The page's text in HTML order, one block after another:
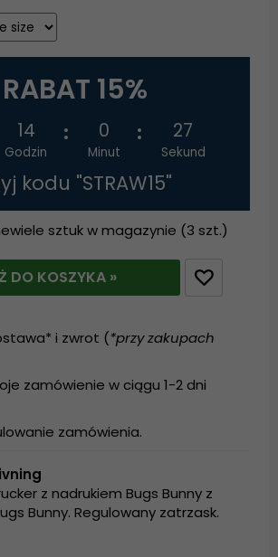
RABAT 15%
14
Godzin
0
Minut
27
Sekund
kodu "STRAW15"
sztuk w magazynie (3 szt.)
DO KOSZYKA »
i zwrot (*przy zakupach
zamówienie w ciągu 1-2 dni
zamówienia.
z nadrukiem Bugs Bunny z
Bunny. Regulowany zatrzask.